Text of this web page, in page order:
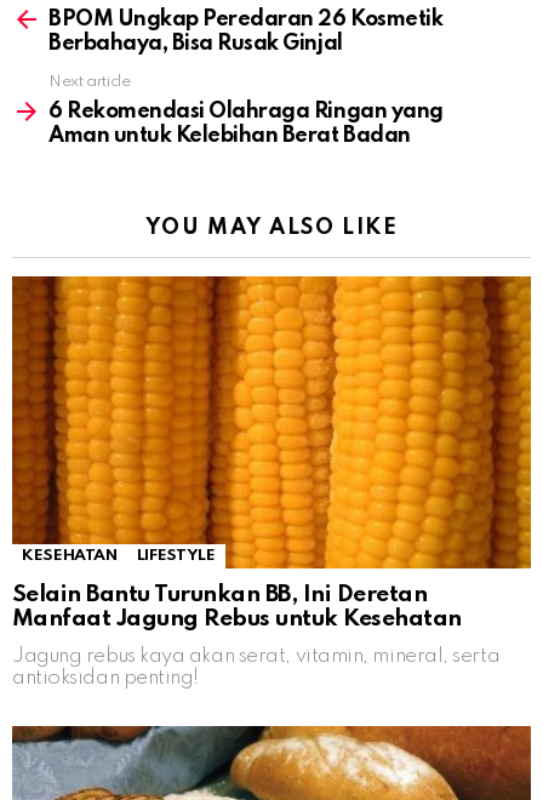
moreBPOM Ungkap Peredaran 26 Kosmetik
Berbahaya, Bisa Rusak Ginjal
Next article
6 Rekomendasi Olahraga Ringan yang
Aman untuk Kelebihan Berat Badan
YOU MAY ALSO LIKE
KESEHATAN LIFESTYLE
Selain Bantu Turunkan BB, Ini Deretan
Manfaat Jagung Rebus untuk Kesehatan
Jagung rebus kaya akan serat, vitamin, mineral, serta
antioksidan penting!